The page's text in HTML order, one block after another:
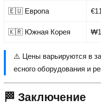
🇪🇺 Европа
🇰🇷 Южная Корея
⚠️ Цены варьируются в
есного оборудования и
🏁 Заключение